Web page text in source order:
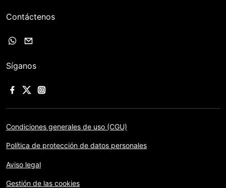
Contáctenos
Síganos
Condiciones generales de uso (CGU)
Política de protección de datos personales
Aviso legal
Gestión de las cookies